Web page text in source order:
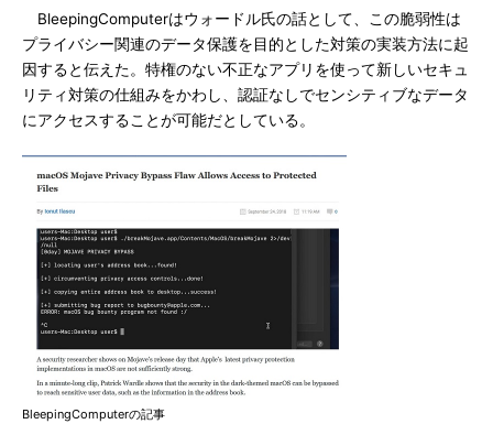
BleepingComputerはウォードル氏の話として、この脆弱性は
プライバシー関連のデータ保護を目的とした対策の実装方法に起
因すると伝えた。特権のない不正なアプリを使って新しいセキュ
リティ対策の仕組みをかわし、認証なしでセンシティブなデータ
にアクセスすることが可能だとしている。
BleepingComputerの記事